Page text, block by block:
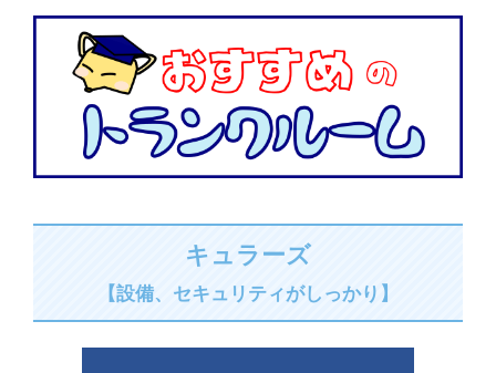
キュラーズ
【設備、セキュリティがしっかり】